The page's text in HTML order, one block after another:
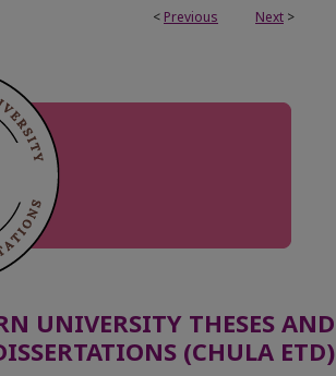
< Previous Next >
UNIVERSITY THESES AND
(CHULA ETD)